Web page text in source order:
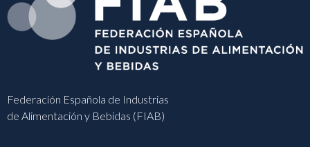
Federación Española de Industrias
de Alimentación y Bebidas (FIAB)